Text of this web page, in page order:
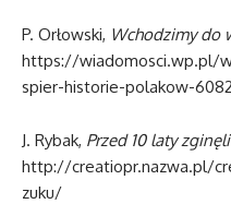
P. Orłowski, Wchodzimy do
https://wiadomosci.wp.pl/
spier-historie-polakow-
J. Rybak, Przed 10 laty
http://creatiopr.nazwa.pl/
zuku/